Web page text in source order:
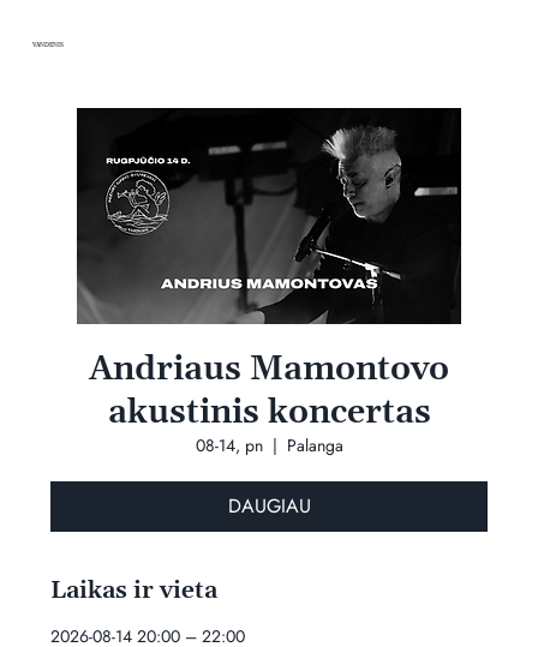
VANDENIS
Andriaus Mamontovo
akustinis koncertas
08-14, pn
  |
Palanga
DAUGIAU
Laikas ir vieta
2026-08-14 20:00 – 22:00